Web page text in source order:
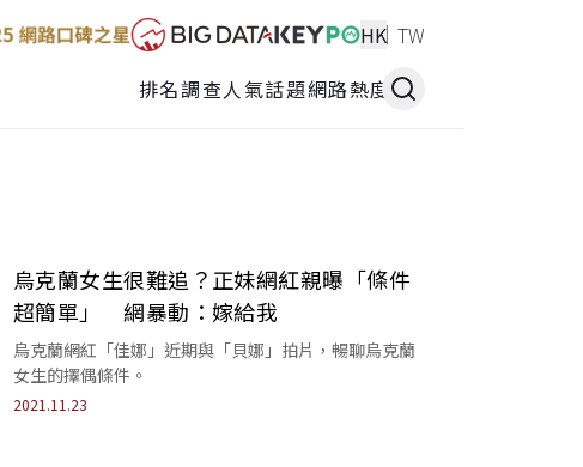
HK TW
排名調查人氣話題網路熱度
烏克蘭女生很難追？正妹網紅親曝「條件
超簡單」 網暴動：嫁給我
烏克蘭網紅「佳娜」近期與「貝娜」拍片，暢聊烏克蘭
女生的擇偶條件。
2021.11.23